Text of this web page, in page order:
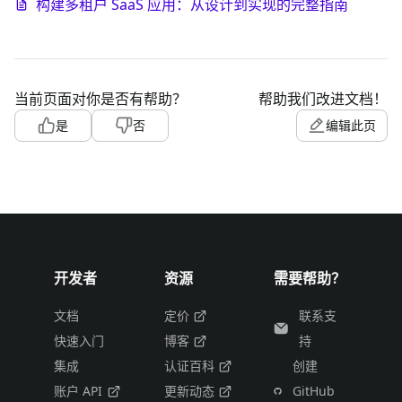
构建多租户 SaaS 应用：从设计到实现的完整指南
当前页面对你是否有帮助？
是 否
帮助我们改进文档！
编辑此页
开发者
文档
快速入门
集成
账户 API
资源
定价
博客
认证百科
更新动态
需要帮助？
联系支
持
创建
GitHub